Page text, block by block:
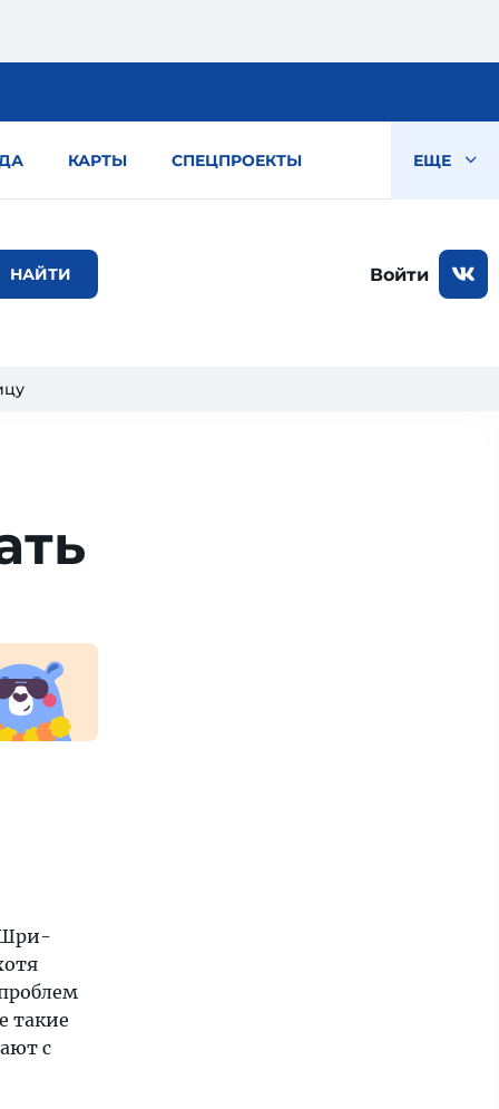
КАРТЫ СПЕЦПРОЕКТЫ ЕЩЕ
Войти
Шри-
такие
с